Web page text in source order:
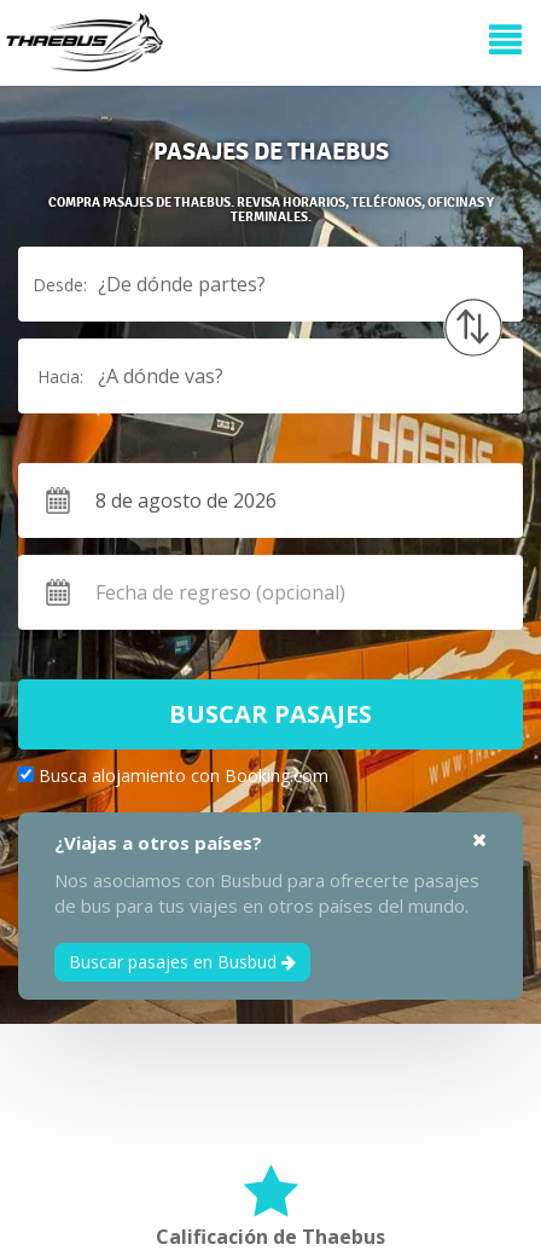
PASAJES DE THAEBUS
COMPRA PASAJES DE THAEBUS. REVISA HORARIOS, TELÉFONOS, OFICINAS Y
TERMINALES.
Desde: ¿De dónde partes?
Hacia: ¿A dónde vas?
BUSCAR PASAJES
Busca alojamiento con Booking.com
¿Viajas a otros países?
Nos asociamos con Busbud para ofrecerte pasajes
de bus para tus viajes en otros países del mundo.
Buscar pasajes en Busbud
Calificación de Thaebus